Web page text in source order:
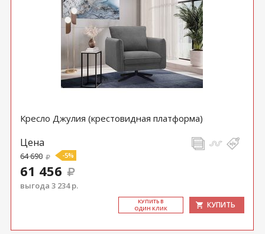
Кресло Джулия (крестовидная платформа)
Цена
64 690 -5%
61 456
выгода 3 234 р.
КУ­ПИТЬ В
ОДИН КЛИК
КУПИТЬ